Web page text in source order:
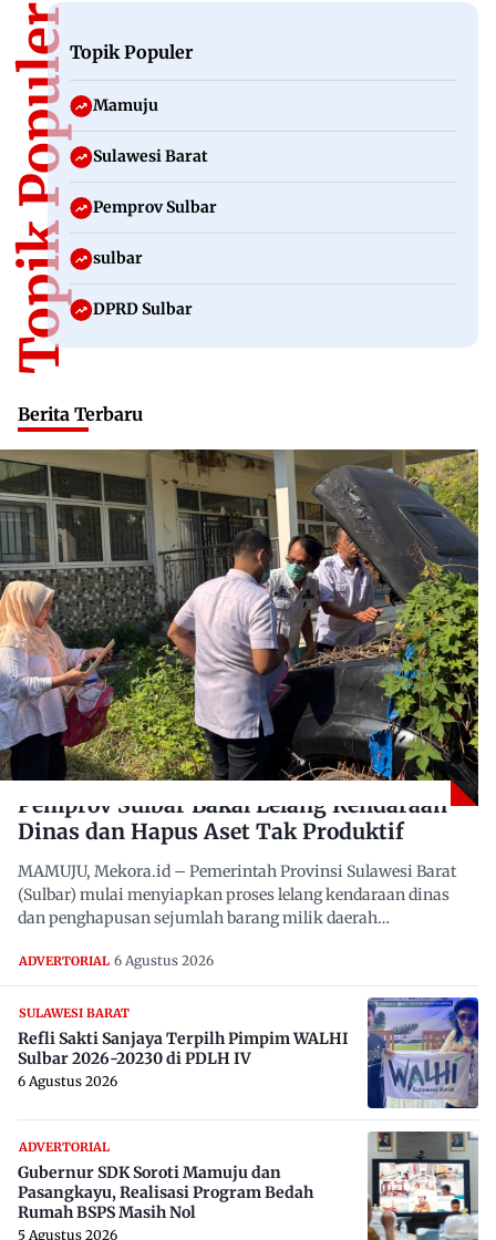
Topik PopulerTopik Populer
Mamuju
Sulawesi Barat
Pemprov Sulbar
sulbar
DPRD Sulbar
Berita Terbaru
Pemprov Sulbar Bakal Lelang Kendaraan
Dinas dan Hapus Aset Tak Produktif
MAMUJU, Mekora.id – Pemerintah Provinsi Sulawesi Barat
(Sulbar) mulai menyiapkan proses lelang kendaraan dinas
dan penghapusan sejumlah barang milik daerah…
ADVERTORIAL 6 Agustus 2026
SULAWESI BARAT
Refli Sakti Sanjaya Terpilh Pimpim WALHI
Sulbar 2026-20230 di PDLH IV
6 Agustus 2026
ADVERTORIAL
Gubernur SDK Soroti Mamuju dan
Pasangkayu, Realisasi Program Bedah
Rumah BSPS Masih Nol
5 Agustus 2026